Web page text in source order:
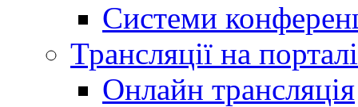
Системи
Трансляції на порталі
Онлайн трансляція